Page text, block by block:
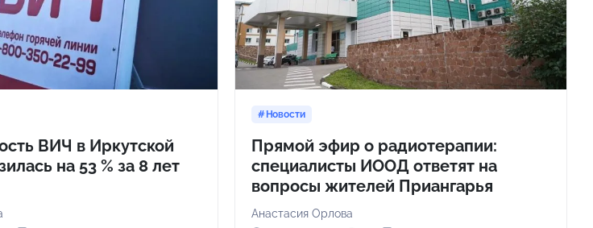
ВИЧ в Иркутской
на 53 % за 8 лет
Новости
Прямой эфир о радиотерапии:
специалисты ИООД ответят на
вопросы жителей Приангарья
Анастасия Орлова